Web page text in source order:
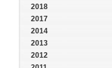
2018
2017
2014
2013
2012